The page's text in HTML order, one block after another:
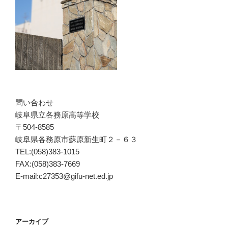
問い合わせ
岐阜県立各務原高等学校
〒504-8585
岐阜県各務原市蘇原新生町２－６３
TEL:(058)383-1015
FAX:(058)383-7669
E-mail:c27353@gifu-net.ed.jp
アーカイブ